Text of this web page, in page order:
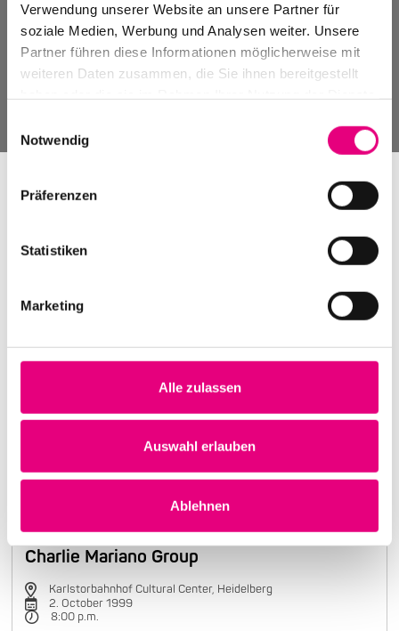
Verwendung unserer Website an unsere Partner für
soziale Medien, Werbung und Analysen weiter. Unsere
Partner führen diese Informationen möglicherweise mit
weiteren Daten zusammen, die Sie ihnen bereitgestellt
Notwendig
Präferenzen
Statistiken
Marketing
Alle zulassen
Auswahl erlauben
Ablehnen
Events Archive
Past events, festivals, and venues
Nightmares on Wax
Learn more
Charlie Mariano Group
Karlstorbahnhof Cultural Center, Heidelberg
2. October 1999
8:00 p.m.